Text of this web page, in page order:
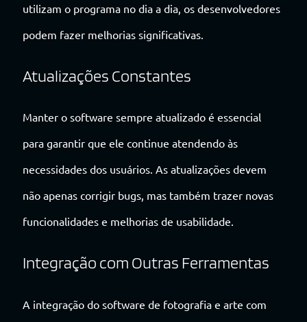
utilizam o programa no dia a dia, os desenvolvedores
podem fazer melhorias significativas.
Atualizações Constantes
Manter o software sempre atualizado é essencial
para garantir que ele continue atendendo às
necessidades dos usuários. As atualizações devem
não apenas corrigir bugs, mas também trazer novas
funcionalidades e melhorias de usabilidade.
Integração com Outras Ferramentas
A integração do software de fotografia e arte com